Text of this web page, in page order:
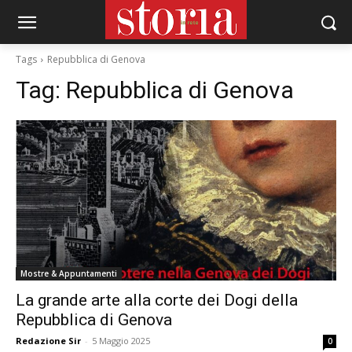
Tags Repubblica di Genova
Tag: Repubblica di Genova
Mostre & Appuntamenti
La grande arte alla corte dei Dogi della
Repubblica di Genova
Redazione Sir - 5 Maggio 2025 0